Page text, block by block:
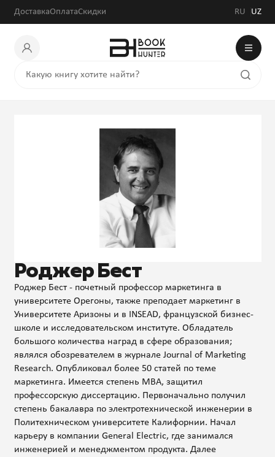
ДоставкаОплатаСкидки RU UZ
Роджер Бест
Роджер Бест - почетный профессор маркетинга в
университете Орегоны, также преподает маркетинг в
Университете Аризоны и в INSEAD, французской бизнес-
школе и исследовательском институте. Обладатель
большого количества наград в сфере образования;
являлся обозревателем в журнале Journal of Marketing
Research. Опубликовал более 50 статей по теме
маркетинга. Имеется степень МВА, защитил
профессорскую диссертацию. Первоначально получил
степень бакалавра по электротехнической инженерии в
Политехническом университете Калифорнии. Начал
карьеру в компании General Electric, где занимался
инженерией и менеджментом продукта. Далее